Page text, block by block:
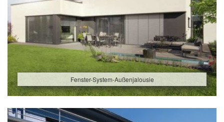
Fenster-System-Außenjalousie